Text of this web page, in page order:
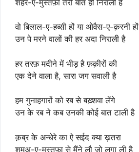
शहर-ए-मुस्तफ़ा तेरी बात ही निराली है
वो बिलाल-ए-हब्सी हों या ओवैस-ए-क़रनी हों
उन पे मरने वालों की हर अदा निराली है
हर तरफ़ मदीने में भीड़ है फ़क़ीरों की
एक देने वाला है, सारा जग सवाली है
हम गुनाहगारों को रब से बख़्शवा लेंगे
उन के रब ने कब उनकी कोई बात टाली है
क़ब्र के अन्धेरे का ऐ सईद क्या ख़तरा
शमअ-ए-मुस्तफ़ा से मैंने लौ जो लगा ली है